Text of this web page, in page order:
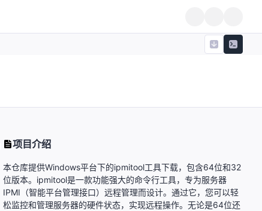
项目介绍
本仓库提供Windows平台下的ipmitool工具下载，包含64位和32
位版本。ipmitool是一款功能强大的命令行工具，专为服务器
IPMI（智能平台管理接口）远程管理而设计。通过它，您可以轻
松监控和管理服务器的硬件状态，实现远程操作。无论是64位还